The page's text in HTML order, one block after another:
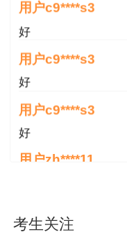
13:00，下午
议办理方式）或现
线上提交：将
个PDF格式文件（
式：考试年度+考
件(添加附件方式)
时邮件正文中留下
现场提交：拉
用户c9****s3
好
用户c9****s3
好
用户c9****s3
好
用户zh****11
用户zh****87
考生关注